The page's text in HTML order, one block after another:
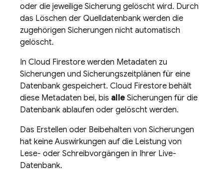
oder die jeweilige Sicherung gelöscht wird. Durch
das Löschen der Quelldatenbank werden die
zugehörigen Sicherungen nicht automatisch
gelöscht.
In Cloud Firestore werden Metadaten zu
Sicherungen und Sicherungszeitplänen für eine
Datenbank gespeichert. Cloud Firestore behält
diese Metadaten bei, bis alle Sicherungen für die
Datenbank ablaufen oder gelöscht werden.
Das Erstellen oder Beibehalten von Sicherungen
hat keine Auswirkungen auf die Leistung von
Lese- oder Schreibvorgängen in Ihrer Live-
Datenbank.